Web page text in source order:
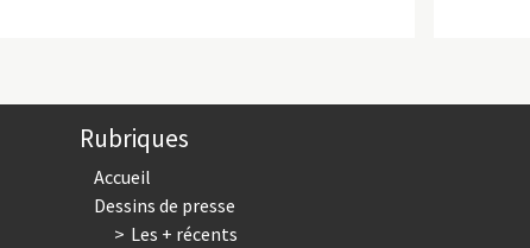
Rubriques
Accueil
Dessins de presse
Les + récents